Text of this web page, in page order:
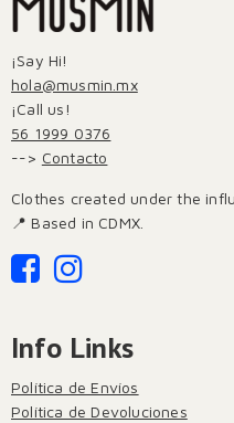
¡Say Hi!
hola@musmin.mx
¡Call us!
56 1999 0376
--> Contacto
Clothes created under the
📍 Based in CDMX.
Info Links
Política de Envíos
Política de Devoluciones